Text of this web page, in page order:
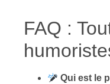
FAQ :
Qui est le